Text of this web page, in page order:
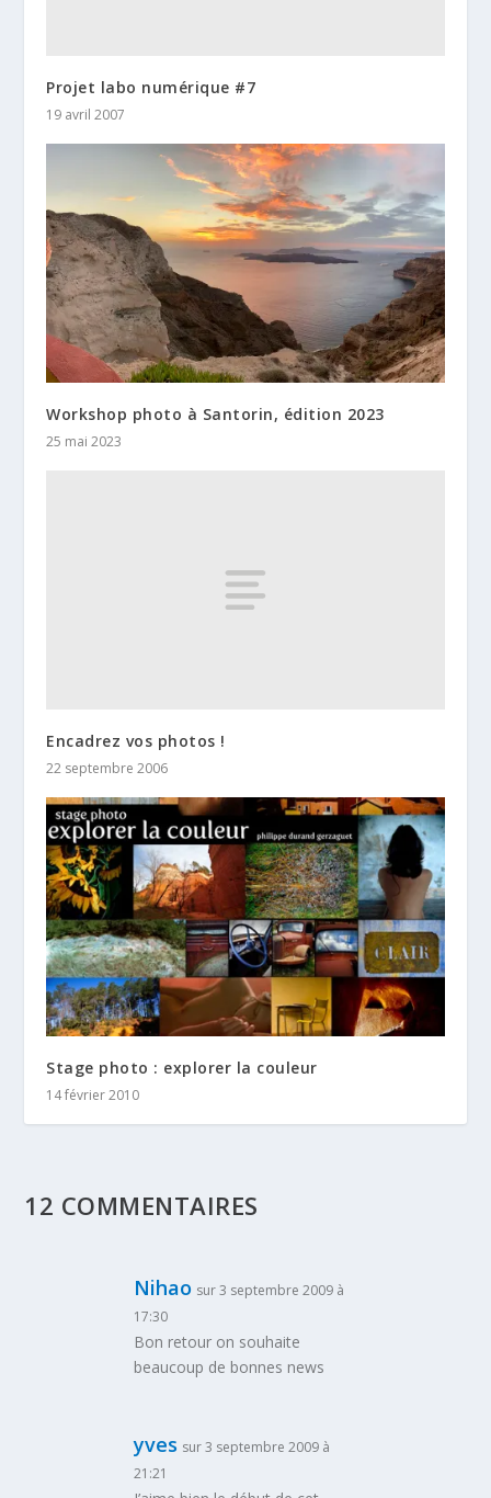
Projet labo numérique #7
19 avril 2007
Workshop photo à Santorin, édition 2023
25 mai 2023
Encadrez vos photos !
22 septembre 2006
Stage photo : explorer la couleur
14 février 2010
12 COMMENTAIRES
Nihao sur 3 septembre 2009 à
17:30
Bon retour on souhaite
beaucoup de bonnes news
yves sur 3 septembre 2009 à
21:21